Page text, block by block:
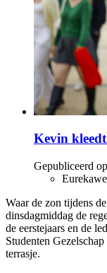
Kevin
Gepubliceerd
Waar de zon tijdens
dinsdagmiddag de
de eerstejaars en de
Studenten
terrasje.